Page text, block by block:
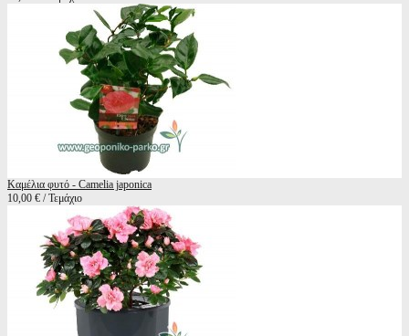
Καμέλια φυτό - Camelia japonica
10,00 € / Τεμάχιο